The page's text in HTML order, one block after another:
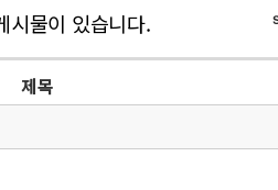
시물이 있습니다.
제목